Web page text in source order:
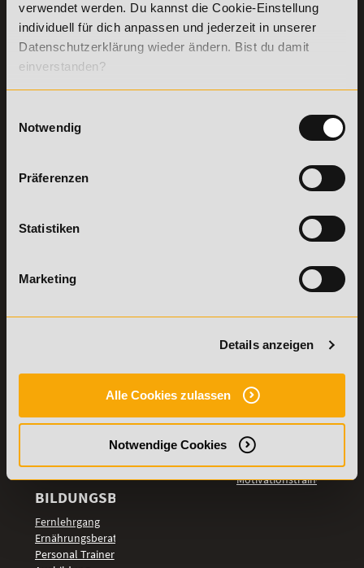
verwendet werden. Du kannst die Cookie-Einstellung
individuell für dich anpassen und jederzeit in unserer
Datenschutzerklärung wieder ändern. Bist du damit
einverstanden?
Notwendig
Präferenzen
Statistiken
Marketing
Details anzeigen
Alle Cookies zulassen
Notwendige Cookies
WhatsApp:
+49 (0) 7191 9513201
Willy-Brandt-Platz 2
Aus dem Ausland:
Montag bis Donnerstag: 8:00 - 19:00 Uhr
widerrufen
Lehr- und
Lernmethoden
PreisFAIRsprechen
Bring a Friend
der Academy of
Weiterbildungen
LEHRGÄNGE
Fitnesstrainer A-
Fernlehrgang
Ernährungsberater
werden
Mentaltrainer
Motivationstrainer
BILDUNGSBEREICHE
Fernlehrgang
Ernährungsberater
Personal Trainer